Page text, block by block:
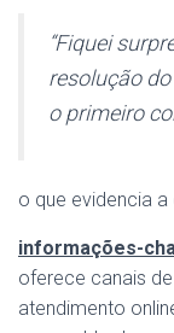
“Fiquei
resolução
o primeiro
o que evidencia
informações-
oferece canais
atendimento